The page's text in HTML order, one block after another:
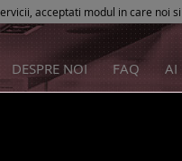
acceptati modul in care noi
DESPRE NOI FAQ AI